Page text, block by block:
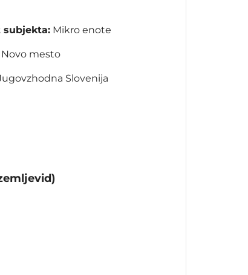
subjekta:Mikro enote
mesto
Slovenija